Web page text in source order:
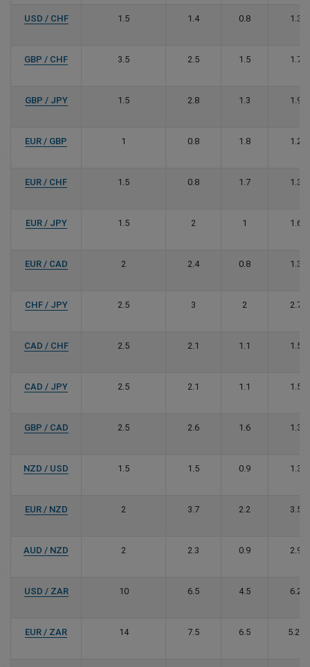
USD / CHF 1.5 1.4 0.8 1.3
GBP / CHF 3.5 2.5 1.5 1.7
GBP / JPY 1.5 2.8 1.3 1.9
EUR / GBP 1 0.8 1.8 1.2
EUR / CHF 1.5 0.8 1.7 1.3
EUR / JPY 1.5 2 1 1.6
EUR / CAD 2 2.4 0.8 1.3
CHF / JPY 2.5 3 2 2.7
CAD / CHF 2.5 2.1 1.1 1.5
CAD / JPY 2.5 2.1 1.1 1.5
GBP / CAD 2.5 2.6 1.6 1.3
NZD / USD 1.5 1.5 0.9 1.3
EUR / NZD 2 3.7 2.2 3.5
AUD / NZD 2 2.3 0.9 2.9
USD / ZAR 10 6.5 4.5 6.2
EUR / ZAR 14 7.5 6.5 5.25